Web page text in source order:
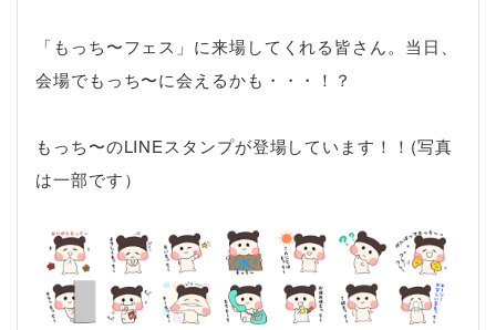
「もっち〜フェス」に来場してくれる皆さん。当日、
会場でもっち〜に会えるかも・・・！？
もっち〜のLINEスタンプが登場しています！！(写真
は一部です）